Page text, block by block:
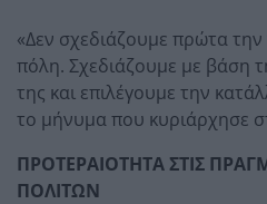
«Δεν σχεδιάζουμε πρώτα την
πόλη. Σχεδιάζουμε με βάση
της και επιλέγουμε την
το μήνυμα που κυριάρχησε
ΠΡΟΤΕΡΑΙΟΤΗΤΑ ΣΤΙΣ
ΠΟΛΙΤΩΝ